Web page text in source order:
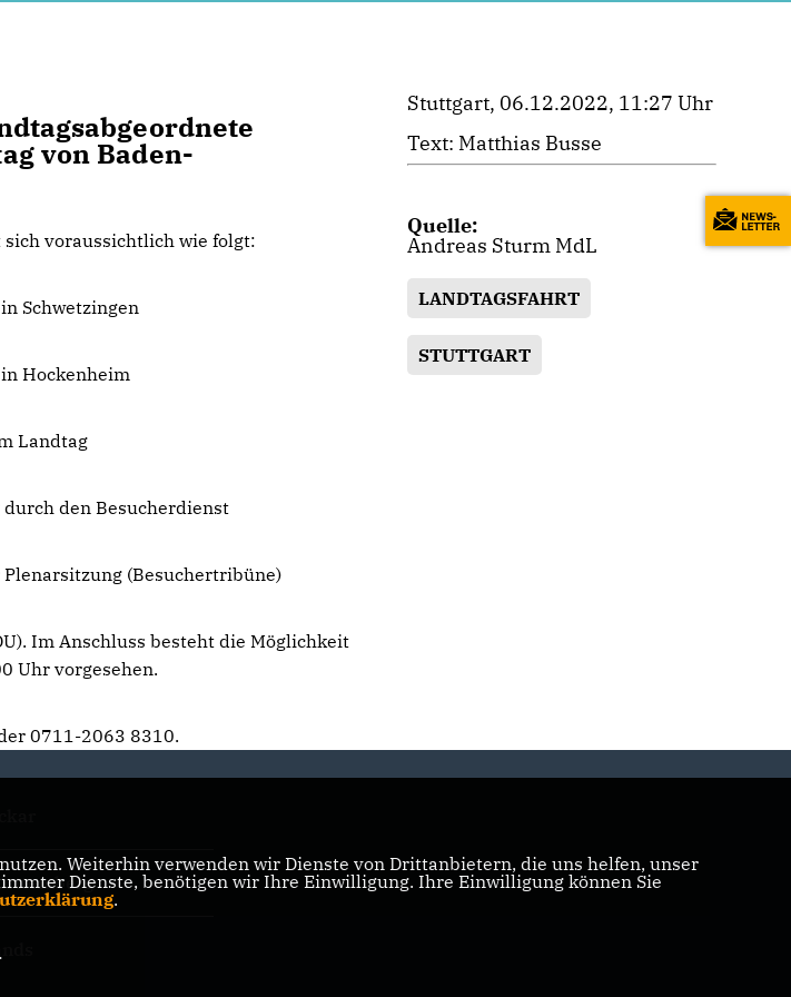
von Baden-
voraussichtlich wie folgt:
Schwetzingen
Hockenheim
Landtag
den Besucherdienst
(Besuchertribüne)
Im Anschluss besteht die Möglichkeit
Uhr vorgesehen.
0711-2063 8310.
Stuttgart, 06.12.2022, 11:27 Uhr
Text: Matthias Busse
Quelle:
Andreas Sturm MdL
LANDTAGSFAHRT
STUTTGART
Weiterhin verwenden wir Dienste von Drittanbietern, die uns helfen, unser
Dienste, benötigen wir Ihre Einwilligung. Ihre Einwilligung können Sie
.